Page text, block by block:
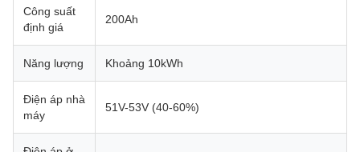
Công suất
định giá
200Ah
Năng lượng Khoảng 10kWh
Điện áp nhà
máy
51V-53V (40-60%)